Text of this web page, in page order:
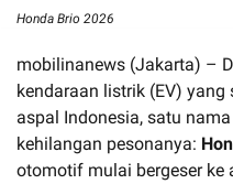
Honda Brio 2026
mobilinanews (Jakarta) –
kendaraan listrik (EV)
aspal Indonesia, satu
kehilangan pesonanya:
otomotif mulai bergeser ke